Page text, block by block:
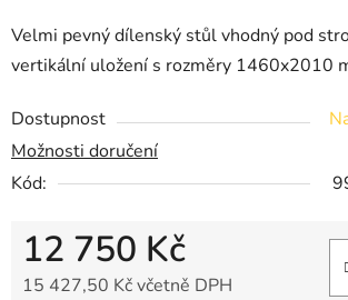
Velmi pevný dílenský stůl vhodný pod
vertikální uložení s rozměry 1460x2010
Dostupnost
Možnosti doručení
Kód:
12 750 Kč
15 427,50 Kč včetně DPH